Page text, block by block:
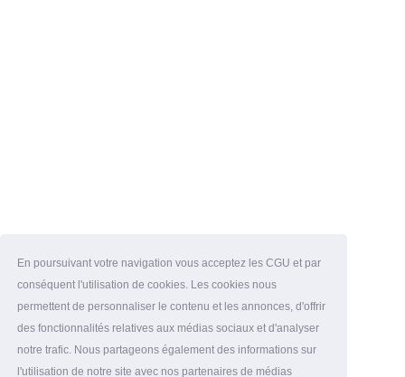
En poursuivant votre navigation vous acceptez les CGU et par
conséquent l'utilisation de cookies. Les cookies nous
permettent de personnaliser le contenu et les annonces, d'offrir
des fonctionnalités relatives aux médias sociaux et d'analyser
notre trafic. Nous partageons également des informations sur
l'utilisation de notre site avec nos partenaires de médias